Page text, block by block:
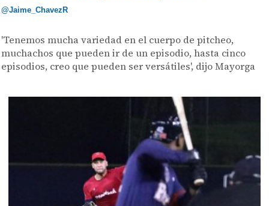
@Jaime_ChavezR
'Tenemos mucha variedad en el cuerpo de pitcheo,
muchachos que pueden ir de un episodio, hasta cinco
episodios, creo que pueden ser versátiles', dijo Mayorga